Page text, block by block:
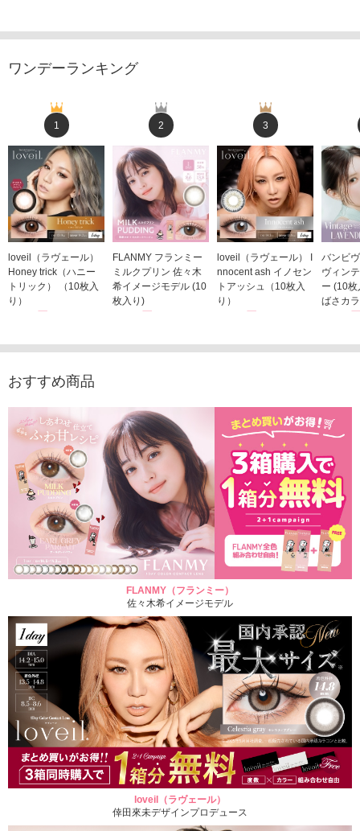
ワンデーランキング
1
loveil（ラヴェール）
Honey trick（ハニー
トリック） （10枚入
り）
2
FLANMY フランミー
ミルクプリン 佐々木
希イメージモデル (10
枚入り)
3
loveil（ラヴェール） I
nnocent ash イノセン
トアッシュ（10枚入
り）
バンビ
ヴィン
ー (10
ばさカ
おすすめ商品
FLANMY（フランミー）
佐々木希イメージモデル
loveil（ラヴェール）
倖田來未デザインプロデュース